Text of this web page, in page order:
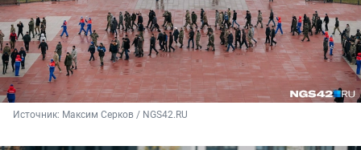
Источник: Максим Серков / NGS42.RU